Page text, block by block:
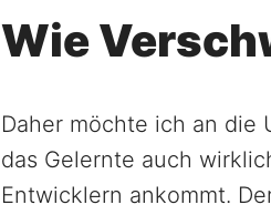
Wie
Daher möchte ich an die
das Gelernte auch
Entwicklern ankommt.